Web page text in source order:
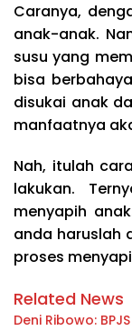
Caranya,
anak-anak.
susu yang
bisa
disukai anak
manfaatnya
Nah, itulah cara
lakukan.
menyapih
anda haruslah
proses
Related News
Deni Ribowo: